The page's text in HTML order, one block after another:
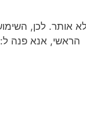
הראשי, אנא פנה ל: